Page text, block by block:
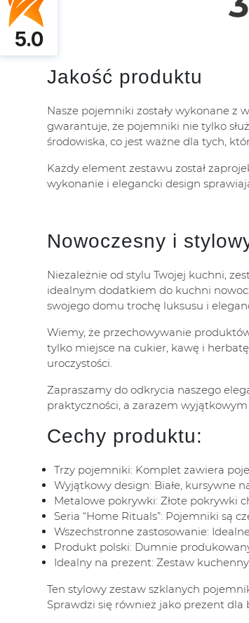
Jakość produktu
Nasze pojemniki zostały wykonane z
gwarantuje, że pojemniki nie tylko
środowiska, co jest ważne dla tych,
Każdy element zestawu został
wykonanie i elegancki design
Nowoczesny i
Niezależnie od stylu Twojej kuchni,
idealnym dodatkiem do kuchni
swojego domu trochę luksusu i
Wiemy, że przechowywanie
tylko miejsce na cukier, kawę i
uroczystości.
Zapraszamy do odkrycia naszego
praktyczności, a zarazem
Cechy produktu:
Trzy pojemniki: Komplet zawiera
Wyjątkowy design: Białe, kursywne
Metalowe pokrywki: Złote pokrywki
Seria “Home Rituals”: Pojemniki są
Wszechstronne zastosowanie:
Produkt polski: Dumnie
Idealny na prezent: Zestaw
Ten stylowy zestaw szklanych
Sprawdzi się również jako prezent
5.0